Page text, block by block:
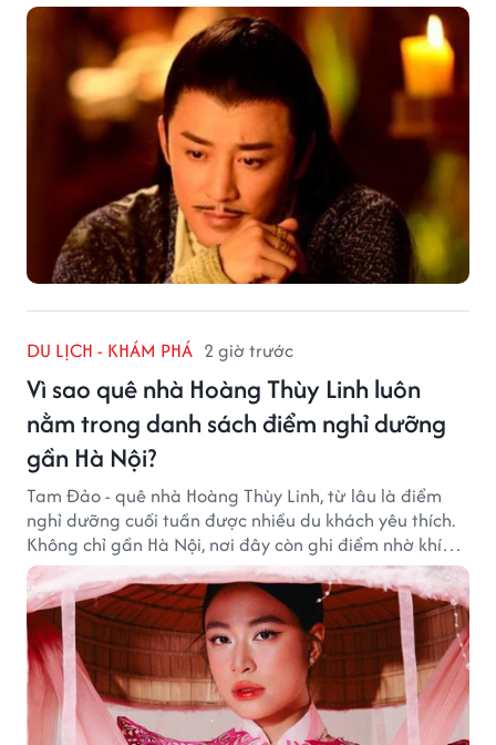
DU LỊCH - KHÁM PHÁ 2 giờ trước
Vì sao quê nhà Hoàng Thùy Linh luôn
nằm trong danh sách điểm nghỉ dưỡng
gần Hà Nội?
Tam Đảo - quê nhà Hoàng Thùy Linh, từ lâu là điểm
nghỉ dưỡng cuối tuần được nhiều du khách yêu thích.
Không chỉ gần Hà Nội, nơi đây còn ghi điểm nhờ khí
hậu mát mẻ, cảnh sắc thơ mộng và không gian yên
bình giữa núi rừng.